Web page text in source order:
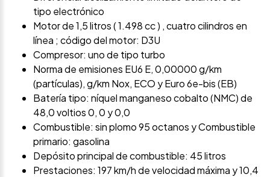
tipo electrónico
Motor de 1,5 litros ( 1.498 cc ) , cuatro cilindros en
línea ; código del motor: D3U
Compresor: uno de tipo turbo
Norma de emisiones EU6 E, 0,00000 g/km
(partículas), g/km Nox, ECO y Euro 6e-bis (EB)
Batería tipo: níquel manganeso cobalto (NMC) de
48,0 voltios 0, 0 y 0,0
Combustible: sin plomo 95 octanos y Combustible
primario: gasolina
Depósito principal de combustible: 45 litros
Prestaciones: 197 km/h de velocidad máxima y 10,4